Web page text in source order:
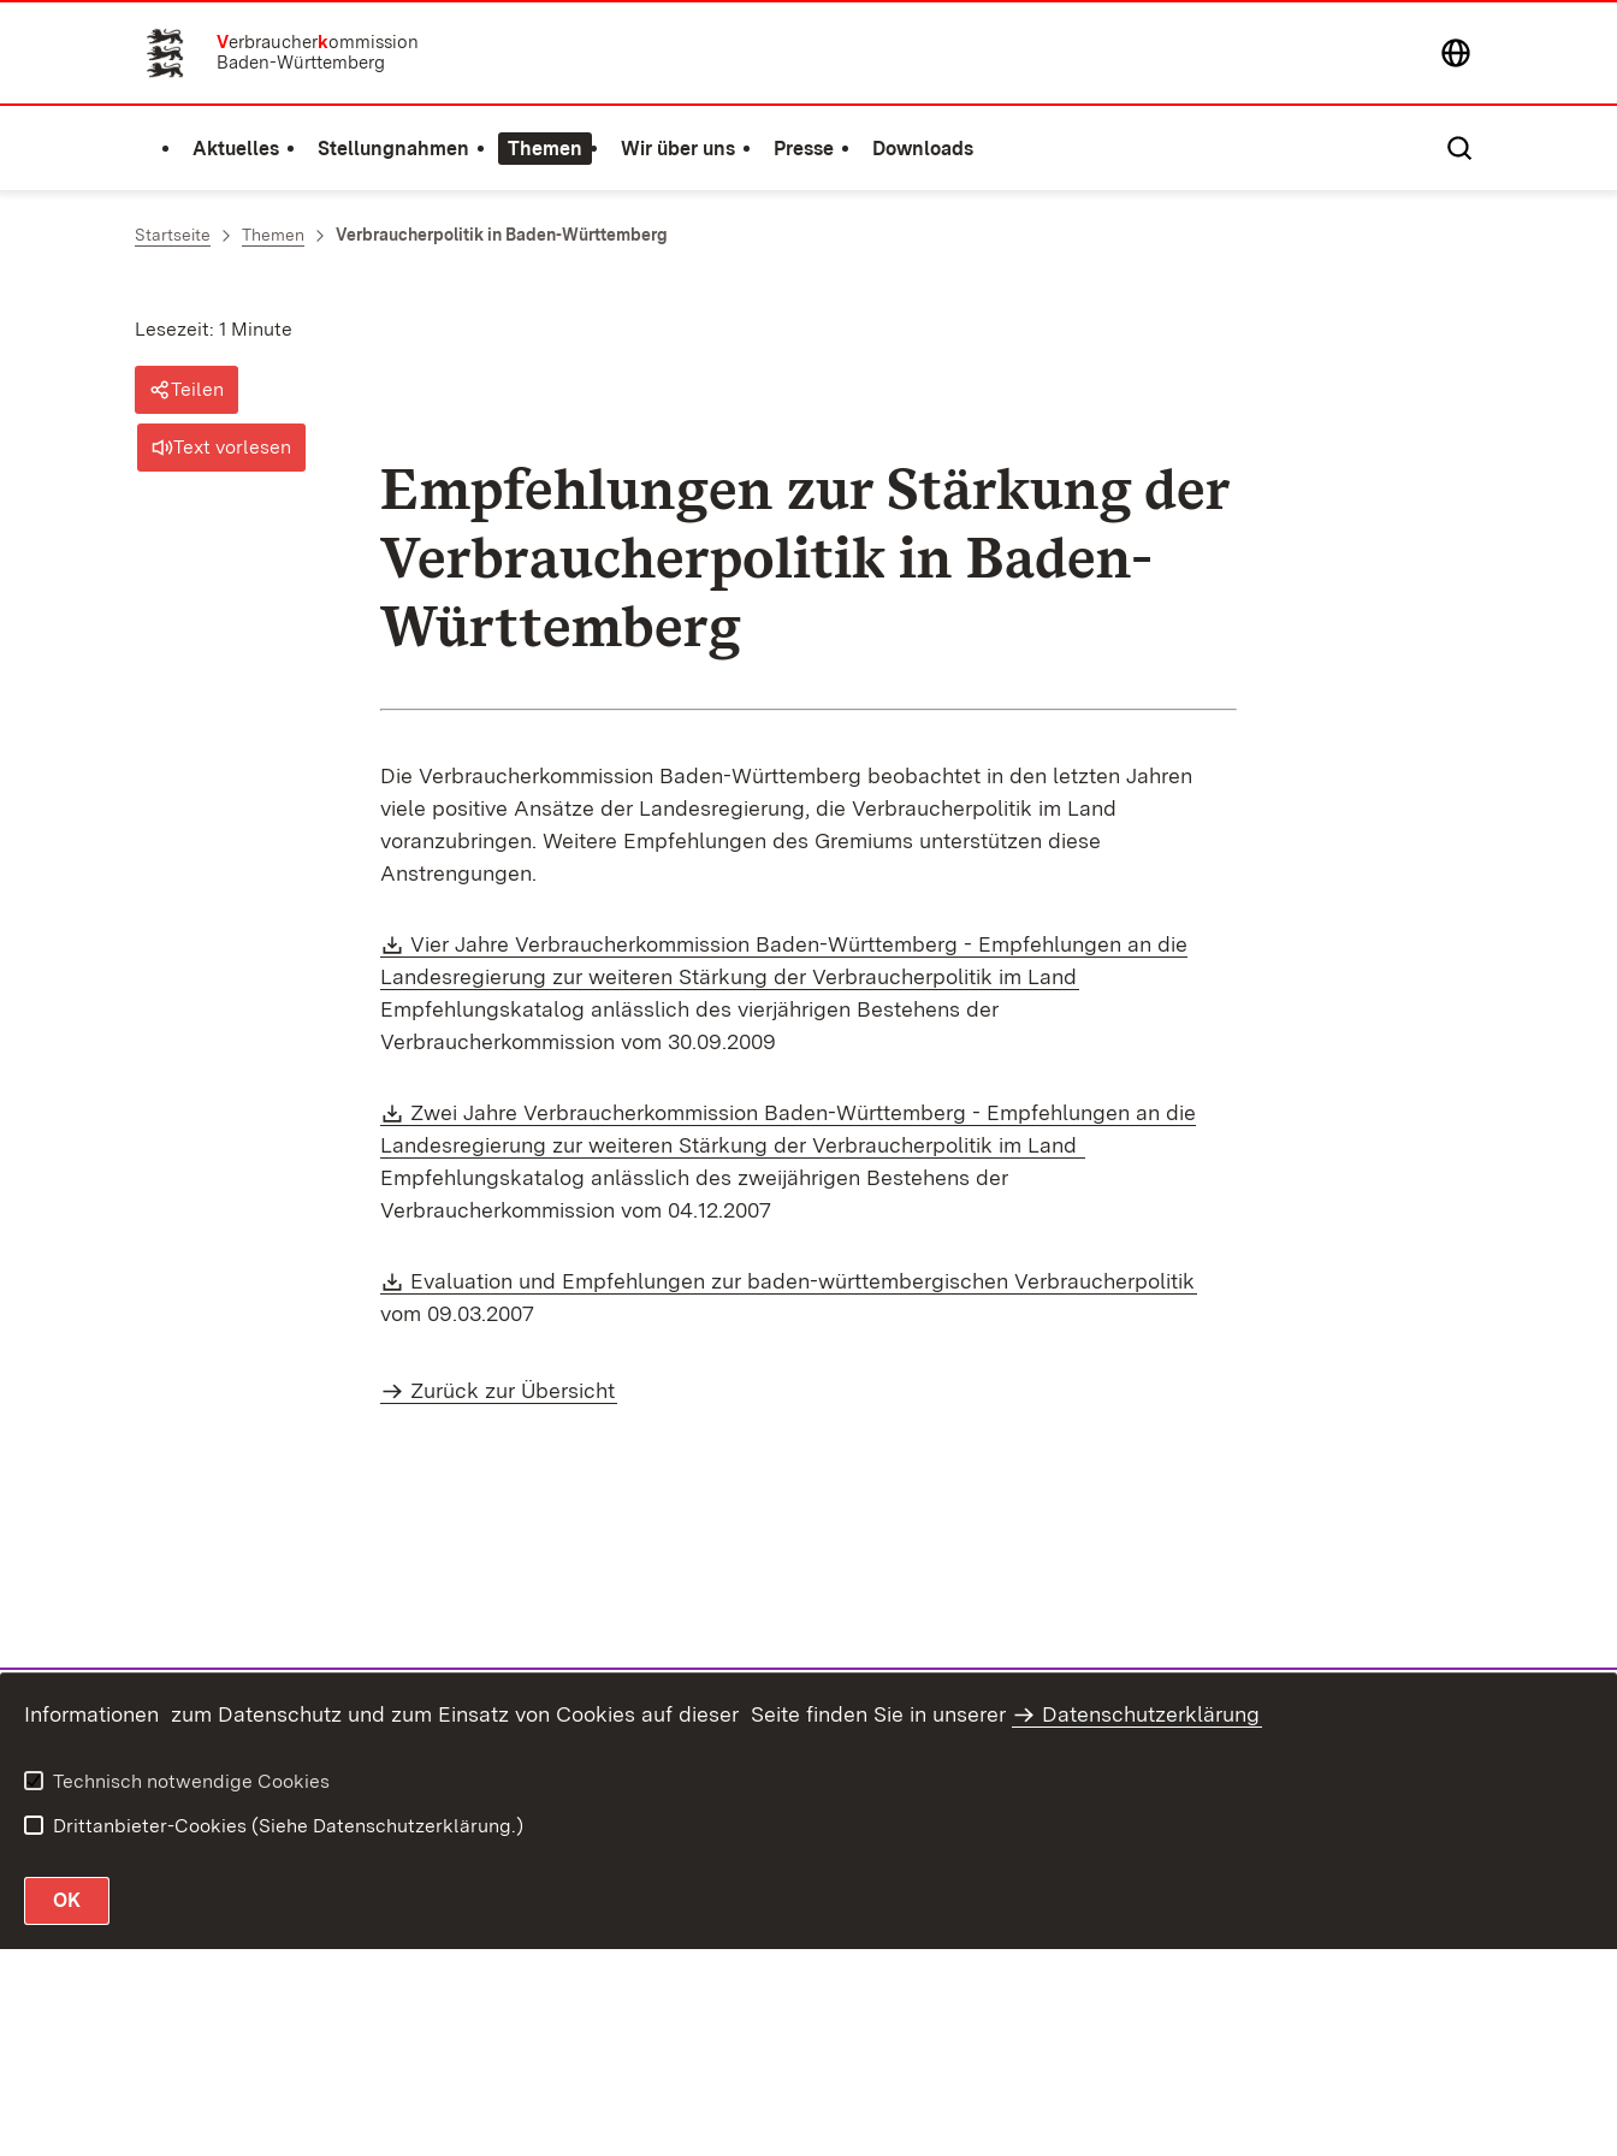
Zum Inhalt springen
Verbraucherkommission
Baden-Württemberg
Aktuelles Stellungnahmen Themen Wir über uns Presse Downloads
Startseite Themen Verbraucherpolitik in Baden-Württemberg
Lesezeit: 1 Minute
Teilen
Text vorlesen
Empfehlungen zur Stärkung der
Verbraucherpolitik in Baden-
Württemberg
Die Verbraucherkommission Baden-Württemberg beobachtet in den letzten Jahren
viele positive Ansätze der Landesregierung, die Verbraucherpolitik im Land
voranzubringen. Weitere Empfehlungen des Gremiums unterstützen diese
Anstrengungen.
Download:
Vier Jahre Verbraucherkommission Baden-Württemberg - Empfehlungen an die
Landesregierung zur weiteren Stärkung der Verbraucherpolitik im Land
Empfehlungskatalog anlässlich des vierjährigen Bestehens der
Verbraucherkommission vom 30.09.2009
Download:
Zwei Jahre Verbraucherkommission Baden-Württemberg - Empfehlungen an die
Landesregierung zur weiteren Stärkung der Verbraucherpolitik im Land
Empfehlungskatalog anlässlich des zweijährigen Bestehens der
Verbraucherkommission vom 04.12.2007
Download:
Evaluation und Empfehlungen zur baden-württembergischen Verbraucherpolitik
vom 09.03.2007
Zurück zur Übersicht
Informationen zum Datenschutz und zum Einsatz von Cookies auf dieser Seite finden Sie in unserer Datenschutzerklärung
Technisch notwendige Cookies
Drittanbieter-Cookies (Siehe Datenschutzerklärung.)
OK